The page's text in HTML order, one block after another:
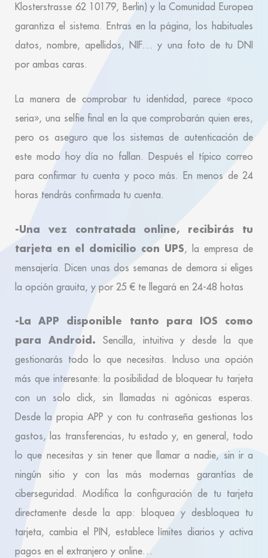
Klosterstrasse 62 10179, Berlin) y la Comunidad Europea
garantiza el sistema. Entras en la página, los habituales
datos, nombre, apellidos, NIF… y una foto de tu DNI
por ambas caras.
La manera de comprobar tu identidad, parece «poco
seria», una selfie final en la que comprobarán quien eres,
pero os aseguro que los sistemas de autenticación de
este modo hoy día no fallan. Después el típico correo
para confirmar tu cuenta y poco más. En menos de 24
horas tendrás confirmada tu cuenta.
-Una vez contratada online, recibirás tu
tarjeta en el domicilio con UPS, la empresa de
mensajería. Dicen unas dos semanas de demora si eliges
la opción grauita, y por 25 € te llegará en 24-48 hotas
-La APP disponible tanto para IOS como
para Android. Sencilla, intuitiva y desde la que
gestionarás todo lo que necesitas. Incluso una opción
más que interesante: la posibilidad de bloquear tu tarjeta
con un solo click, sin llamadas ni agónicas esperas.
Desde la propia APP y con tu contraseña gestionas los
gastos, las transferencias, tu estado y, en general, todo
lo que necesitas y sin tener que llamar a nadie, sin ir a
ningún sitio y con las más modernas garantías de
ciberseguridad. Modifica la configuración de tu tarjeta
directamente desde la app: bloquea y desbloquea tu
tarjeta, cambia el PIN, establece límites diarios y activa
pagos en el extranjero y online…